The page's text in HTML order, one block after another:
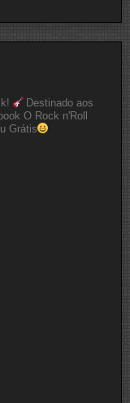
Destinado aos
O Rock n'Roll
Grátis